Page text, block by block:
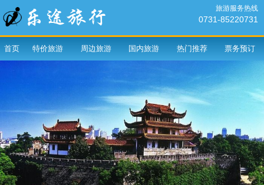
旅游服务热线
0731-85220731
首页 特价旅游 周边旅游 国内旅游 热门推荐 票务预订